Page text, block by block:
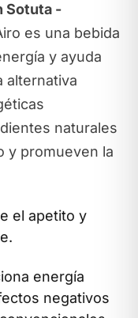
Sotuta -
es una bebida
y ayuda
alternativa
naturales
y promueven la
el apetito y
energía
negativos